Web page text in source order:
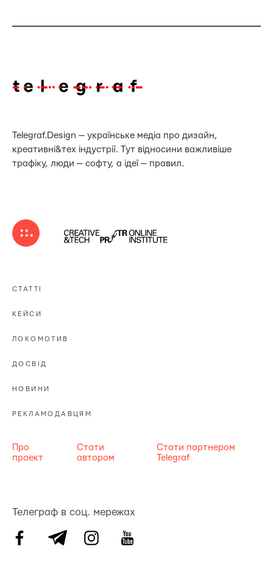
Telegraf.Design — українське медіа про дизайн,
креативні&тех індустрії. Тут відносини важливіше
трафіку, люди — софту, а ідеї — правил.
СТАТТІ
КЕЙСИ
ЛОКОМОТИВ
ДОСВІД
НОВИНИ
РЕКЛАМОДАВЦЯМ
Про
проект
Стати
автором
Стати партнером
Telegraf
Телеграф в соц. мережах